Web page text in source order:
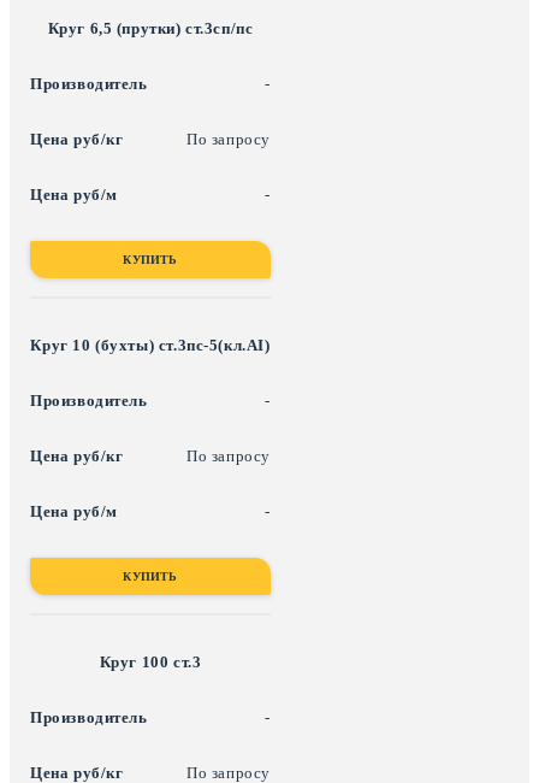
Круг 6,5 (прутки) ст.3сп/пс
-
По запросу
-
КУПИТЬ
Круг 10 (бухты) ст.3пс-5(кл.АI)
-
По запросу
-
КУПИТЬ
Круг 100 ст.3
-
По запросу